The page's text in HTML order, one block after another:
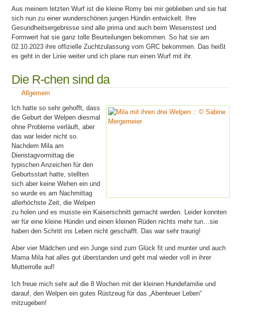
Aus meinem letzten Wurf ist die kleine Romy bei mir geblieben und sie hat
sich nun zu einer wunderschönen jungen Hündin entwickelt. Ihre
Gesundheitsergebnisse sind alle prima und auch beim Wesenstest und
Formwert hat sie ganz tolle Beurteilungen bekommen. So hat sie am
02.10.2023 ihre offizielle Zuchtzulassung vom GRC bekommen. Das heißt
es geht in der Linie weiter und ich plane nun einen Wurf mit ihr.
Die R-chen sind da
Allgemein
Ich hatte so sehr gehofft, dass
die Geburt der Welpen diesmal
ohne Probleme verläuft, aber
das war leider nicht so.
Nachdem Mila am
Dienstagvormittag die
typischen Anzeichen für den
Geburtsstart hatte, stellten
sich aber keine Wehen ein und
so wurde es am Nachmittag
allerhöchste Zeit, die Welpen
zu holen und es musste ein Kaiserschnitt gemacht werden. Leider konnten
wir für eine kleine Hündin und einen kleinen Rüden nichts mehr tun…sie
haben den Schritt ins Leben nicht geschafft. Das war sehr traurig!
Aber vier Mädchen und ein Junge sind zum Glück fit und munter und auch
Mama Mila hat alles gut überstanden und geht mal wieder voll in ihrer
Mutterrolle auf!
Ich freue mich sehr auf die 8 Wochen mit der kleinen Hundefamilie und
darauf, den Welpen ein gutes Rüstzeug für das „Abenteuer Leben“
mitzugeben!